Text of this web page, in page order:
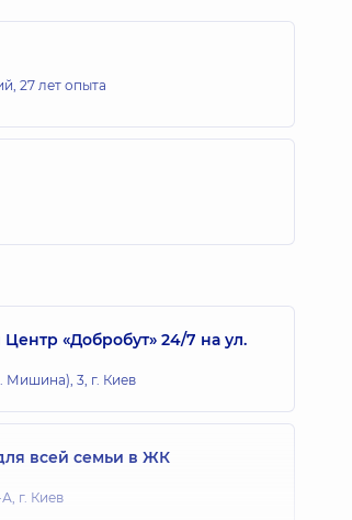
27 лет опыта
«Добробут» 24/7 на ул.
Мишина), 3, г. Киев
всей семьи в ЖК
г. Киев